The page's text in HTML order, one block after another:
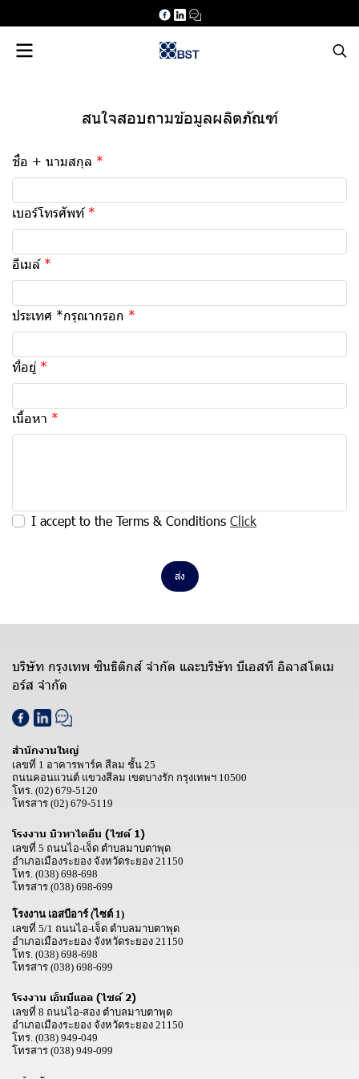
สนใจสอบถามข้อมูลผลิตภัณฑ์
ชื่อ + นามสกุล
เบอร์โทรศัพท์
อีเมล์
ประเทศ *กรุณากรอก
ที่อยู่
เนื้อหา
I accept to the Terms & Conditions Click
ส่ง
บริษัท กรุงเทพ ซินธิติกส์ จำกัด และบริษัท บีเอสที อิลาสโตเม
อร์ส จำกัด
สำนักงานใหญ่
เลขที่ 1 อาคารพาร์ค สีลม ชั้น 25
ถนนคอนแวนต์ แขวงสีลม เขตบางรัก กรุงเทพฯ 10500
โทร. (02) 679-5120
โทรสาร (02) 679-5119
โรงงาน บิวทาไดอีน (ไซต์ 1)
เลขที่ 5 ถนนไอ-เจ็ด ตำบลมาบตาพุด
อำเภอเมืองระยอง จังหวัดระยอง 21150
โทร. (038) 698-698
โทรสาร (038) 698-699
โรงงาน เอสบีอาร์ (ไซต์ 1)
เลขที่ 5/1 ถนนไอ-เจ็ด ตำบลมาบตาพุด
อำเภอเมืองระยอง จังหวัดระยอง 21150
โทร. (038) 698-698
โทรสาร (038) 698-699
โรงงาน เอ็นบีแอล (ไซต์ 2)
เลขที่ 8 ถนนไอ-สอง ตำบลมาบตาพุด
อำเภอเมืองระยอง จังหวัดระยอง 21150
โทร. (038) 949-049
โทรสาร (038) 949-099